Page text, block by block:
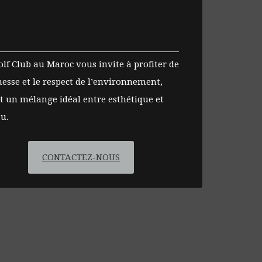
Club au Maroc vous invite à profiter de
et le respect de l’environnement,
un mélange idéal entre esthétique et
CONTACTEZ-NOUS